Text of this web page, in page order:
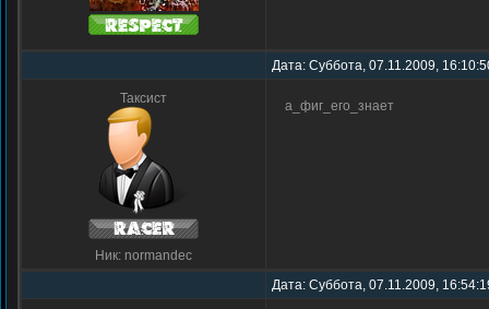
Дата: Суббота, 07.11.2009,
Таксист
Ник: normandec
а_фиг_его_знает
Дата: Суббота, 07.11.2009,